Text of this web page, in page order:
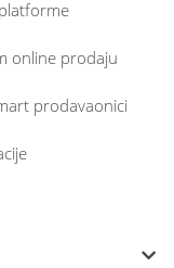
online prodaju
prodavaonici